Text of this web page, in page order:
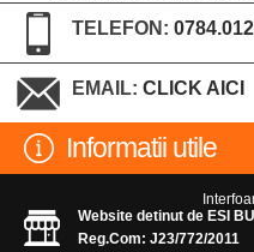
TELEFON:
EMAIL: CLICK AICI
Informatii utile
Website detinut de ESI
Reg.Com: J23/772/2011